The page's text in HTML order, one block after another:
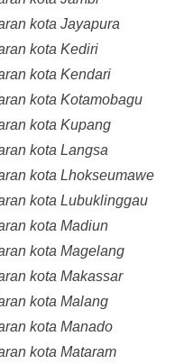
kota Jayapura
kota Kediri
kota Kendari
kota Kotamobagu
kota Kupang
kota Langsa
kota Lhokseumawe
kota Lubuklinggau
kota Madiun
kota Magelang
kota Makassar
kota Malang
kota Manado
kota Mataram